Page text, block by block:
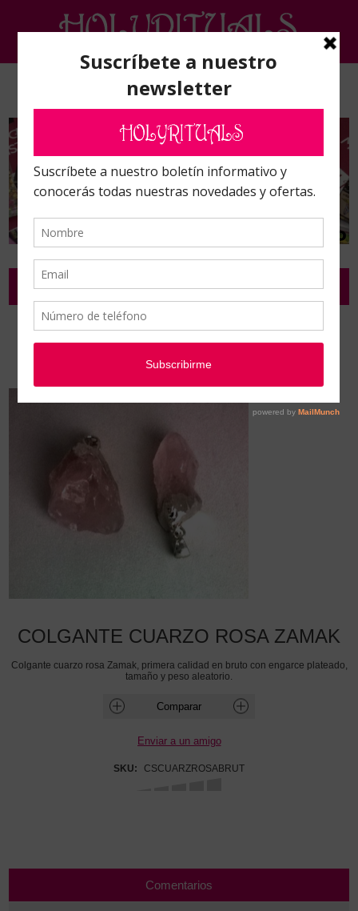
Inicio / Parapsicología, radiestesia y Minerales / Minerales /
COLGANTE CUARZO ROSA ZAMAK
COLGANTE CUARZO ROSA ZAMAK
Colgante cuarzo rosa Zamak, primera calidad en bruto con engarce plateado,
tamaño y peso aleatorio.
SKU: CSCUARZROSABRUT
Comentarios